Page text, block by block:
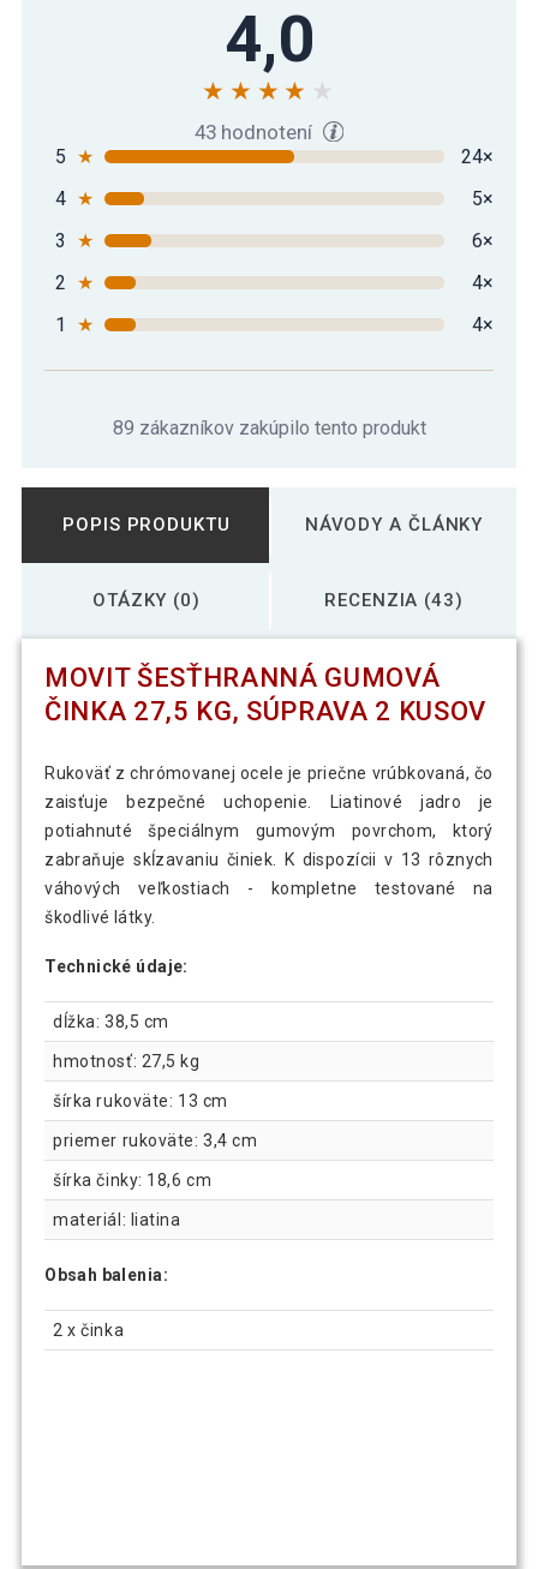
4,0
43 hodnotení
5 ★
24×
4 ★
5×
3
★
6×
2 ★
4×
1
★ 4×
89 zákazníkov zakúpilo tento produkt
POPIS PRODUKTU NÁVODY A ČLÁNKY
OTÁZKY (0) RECENZIA (43)
MOVIT ŠESŤHRANNÁ GUMOVÁ
ČINKA 27,5 KG, SÚPRAVA 2 KUSOV
Rukoväť z chrómovanej ocele je priečne vrúbkovaná, čo
zaisťuje bezpečné uchopenie. Liatinové jadro je
potiahnuté špeciálnym gumovým povrchom, ktorý
zabraňuje skĺzavaniu činiek. K dispozícii v 13 rôznych
váhových veľkostiach - kompletne testované na
škodlivé látky.
Technické údaje:
dĺžka: 38,5 cm
hmotnosť: 27,5 kg
šírka rukoväte: 13 cm
priemer rukoväte: 3,4 cm
šírka činky: 18,6 cm
materiál: liatina
Obsah balenia:
2 x činka